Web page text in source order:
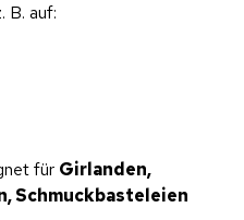
B. auf:
für Girlanden,
Schmuckbasteleien